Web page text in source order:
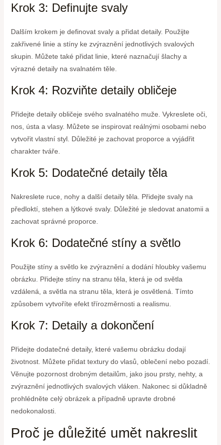
Krok 3: Definujte svaly
Dalším krokem je definovat svaly a přidat detaily. Použijte
zakřivené linie a stíny ke zvýraznění jednotlivých svalových
skupin. Můžete také přidat linie, které naznačují šlachy a
výrazné detaily na svalnatém těle.
Krok 4: Rozviňte detaily obličeje
Přidejte detaily obličeje svého svalnatého muže. Vykreslete oči,
nos, ústa a vlasy. Můžete se inspirovat reálnými osobami nebo
vytvořit vlastní styl. Důležité je zachovat proporce a vyjádřit
charakter tváře.
Krok 5: Dodatečné detaily těla
Nakreslete ruce, nohy a další detaily těla. Přidejte svaly na
předloktí, stehen a lýtkové svaly. Důležité je sledovat anatomii a
zachovat správné proporce.
Krok 6: Dodatečné stíny a světlo
Použijte stíny a světlo ke zvýraznění a dodání hloubky vašemu
obrázku. Přidejte stíny na stranu těla, která je od světla
vzdálená, a světla na stranu těla, která je osvětlená. Tímto
způsobem vytvoříte efekt třírozměrnosti a realismu.
Krok 7: Detaily a dokončení
Přidejte dodatečné detaily, které vašemu obrázku dodají
životnost. Můžete přidat textury do vlasů, oblečení nebo pozadí.
Věnujte pozornost drobným detailům, jako jsou prsty, nehty, a
zvýraznění jednotlivých svalových vláken. Nakonec si důkladně
prohlédněte celý obrázek a případně upravte drobné
nedokonalosti.
Proč je důležité umět nakreslit